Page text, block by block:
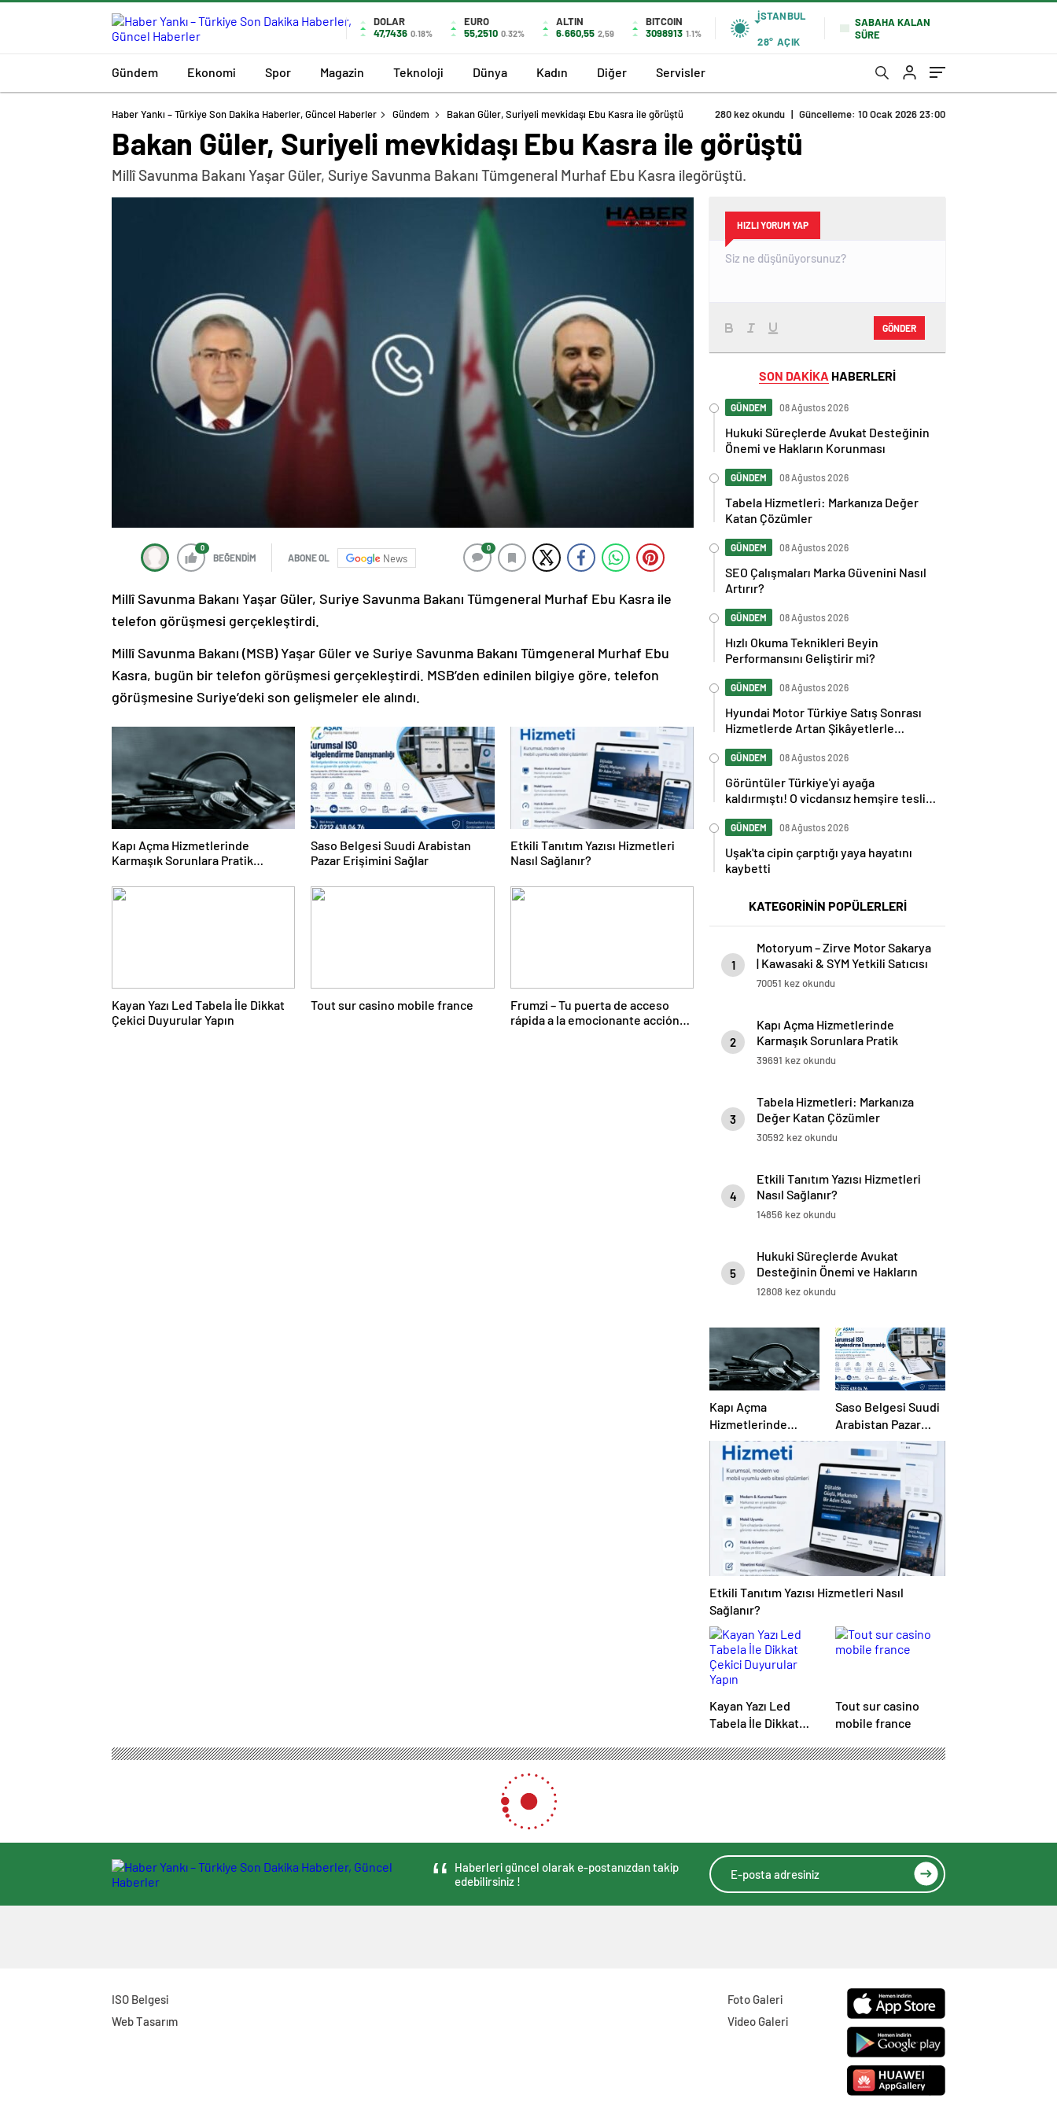
DOLAR
47,7436 0.18%
EURO
55,2510 0.32%
ALTIN
6.660,55 2,59
BITCOIN
3098913 1.1%
İSTANBUL
28° AÇIK
SABAHA KALAN
SÜRE
Gündem Ekonomi Spor Magazin Teknoloji Dünya Kadın Diğer Servisler
Haber Yankı – Türkiye Son Dakika Haberler, Güncel Haberler Gündem Bakan Güler, Suriyeli mevkidaşı Ebu Kasra ile görüştü 280 kez okundu | Güncelleme: 10 Ocak 2026 23:00
Bakan Güler, Suriyeli mevkidaşı Ebu Kasra ile görüştü
Millî Savunma Bakanı Yaşar Güler, Suriye Savunma Bakanı Tümgeneral Murhaf Ebu Kasra ilegörüştü.
0
BEĞENDİM ABONE OL News
0
Millî Savunma Bakanı Yaşar Güler, Suriye Savunma Bakanı Tümgeneral Murhaf Ebu Kasra ile
telefon görüşmesi gerçekleştirdi.
Millî Savunma Bakanı (MSB) Yaşar Güler ve Suriye Savunma Bakanı Tümgeneral Murhaf Ebu
Kasra, bugün bir telefon görüşmesi gerçekleştirdi. MSB’den edinilen bilgiye göre, telefon
görüşmesine Suriye’deki son gelişmeler ele alındı.
Kapı Açma Hizmetlerinde
Karmaşık Sorunlara Pratik
Saso Belgesi Suudi Arabistan
Pazar Erişimini Sağlar
Etkili Tanıtım Yazısı Hizmetleri
Nasıl Sağlanır?
Kayan Yazı Led Tabela İle Dikkat
Çekici Duyurular Yapın
Tout sur casino mobile france
Frumzi – Tu puerta de acceso
rápida a la emocionante acción
HIZLI YORUM YAP
GÖNDER
SON DAKİKA HABERLERİ
GÜNDEM 08 Ağustos 2026
Hukuki Süreçlerde Avukat Desteğinin
Önemi ve Hakların Korunması
GÜNDEM 08 Ağustos 2026
Tabela Hizmetleri: Markanıza Değer
Katan Çözümler
GÜNDEM 08 Ağustos 2026
SEO Çalışmaları Marka Güvenini Nasıl
Artırır?
GÜNDEM 08 Ağustos 2026
Hızlı Okuma Teknikleri Beyin
Performansını Geliştirir mi?
GÜNDEM 08 Ağustos 2026
Hyundai Motor Türkiye Satış Sonrası
Hizmetlerde Artan Şikâyetlerle
GÜNDEM 08 Ağustos 2026
Görüntüler Türkiye'yi ayağa
kaldırmıştı! O vicdansız hemşire teslim
GÜNDEM 08 Ağustos 2026
Uşak'ta cipin çarptığı yaya hayatını
kaybetti
KATEGORİNİN POPÜLERLERİ
1
Motoryum – Zirve Motor Sakarya
| Kawasaki & SYM Yetkili Satıcısı
ve Servisi
70051 kez okundu
2
Kapı Açma Hizmetlerinde
Karmaşık Sorunlara Pratik
Çözümler
39691 kez okundu
3
Tabela Hizmetleri: Markanıza
Değer Katan Çözümler
30592 kez okundu
4
Etkili Tanıtım Yazısı Hizmetleri
Nasıl Sağlanır?
14856 kez okundu
5
Hukuki Süreçlerde Avukat
Desteğinin Önemi ve Hakların
Korunması
12808 kez okundu
Kapı Açma
Hizmetlerinde
Karmaşık Sorunlara
Pratik Çözümler
Saso Belgesi Suudi
Arabistan Pazar
Erişimini Sağlar
Etkili Tanıtım Yazısı Hizmetleri Nasıl
Sağlanır?
Kayan Yazı Led
Tabela İle Dikkat
Yapın
Tout sur casino
mobile france
Haberleri güncel olarak e-postanızdan takip
edebilirsiniz !
ISO Belgesi
Web Tasarım
Foto Galeri
Video Galeri